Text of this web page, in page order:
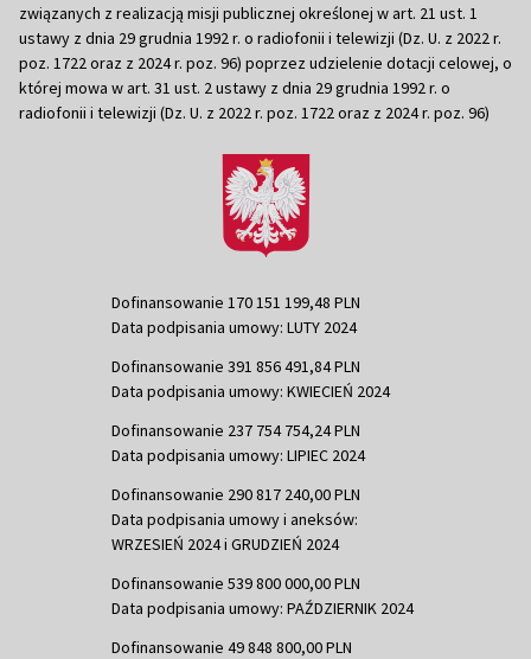
związanych z realizacją misji publicznej określonej w art. 21 ust. 1
ustawy z dnia 29 grudnia 1992 r. o radiofonii i telewizji (Dz. U. z 2022 r.
poz. 1722 oraz z 2024 r. poz. 96) poprzez udzielenie dotacji celowej, o
której mowa w art. 31 ust. 2 ustawy z dnia 29 grudnia 1992 r. o
radiofonii i telewizji (Dz. U. z 2022 r. poz. 1722 oraz z 2024 r. poz. 96)
Dofinansowanie 170 151 199,48 PLN
Data podpisania umowy: LUTY 2024
Dofinansowanie 391 856 491,84 PLN
Data podpisania umowy: KWIECIEŃ 2024
Dofinansowanie 237 754 754,24 PLN
Data podpisania umowy: LIPIEC 2024
Dofinansowanie 290 817 240,00 PLN
Data podpisania umowy i aneksów:
WRZESIEŃ 2024 i GRUDZIEŃ 2024
Dofinansowanie 539 800 000,00 PLN
Data podpisania umowy: PAŹDZIERNIK 2024
Dofinansowanie 49 848 800,00 PLN